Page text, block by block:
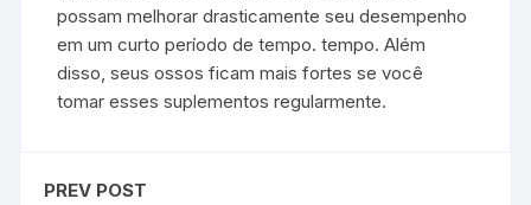
possam melhorar drasticamente seu desempenho
em um curto período de tempo. tempo. Além
disso, seus ossos ficam mais fortes se você
tomar esses suplementos regularmente.
PREV POST